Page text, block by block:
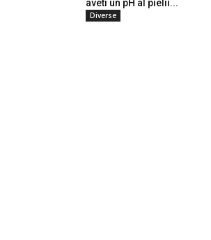
aveti un pH al pielii...
Diverse